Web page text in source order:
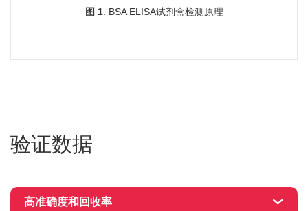
图 1. BSA ELISA试剂盒检测原理
验证数据
高准确度和回收率